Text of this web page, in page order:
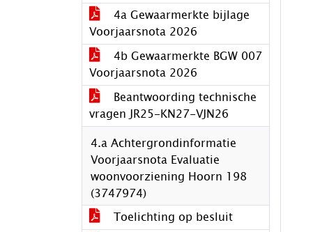
4a Gewaarmerkte bijlage
Voorjaarsnota 2026
4b Gewaarmerkte BGW 007
Voorjaarsnota 2026
Beantwoording technische
vragen JR25-KN27-VJN26
4.a Achtergrondinformatie
Voorjaarsnota Evaluatie
woonvoorziening Hoorn 198
(3747974)
Toelichting op besluit